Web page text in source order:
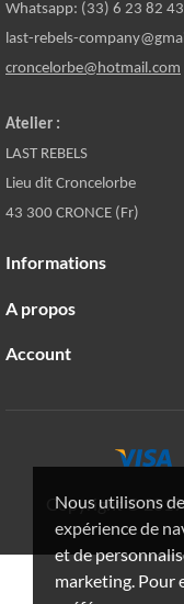
Nous utilisons
expérience de
et de
marketing. Pour
Whatsapp: (33) 6 23 82
last-rebels-
croncelorbe@hotmail.com
Atelier :
LAST REBELS
Lieu dit Croncelorbe
43 300 CRONCE (Fr)
Informations
A propos
Account
Copyright © 2019